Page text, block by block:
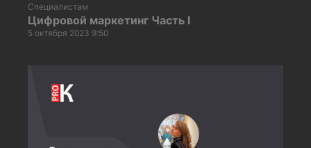
Специалистам
Цифровой маркетинг Часть I
5 октября 2023 9:50